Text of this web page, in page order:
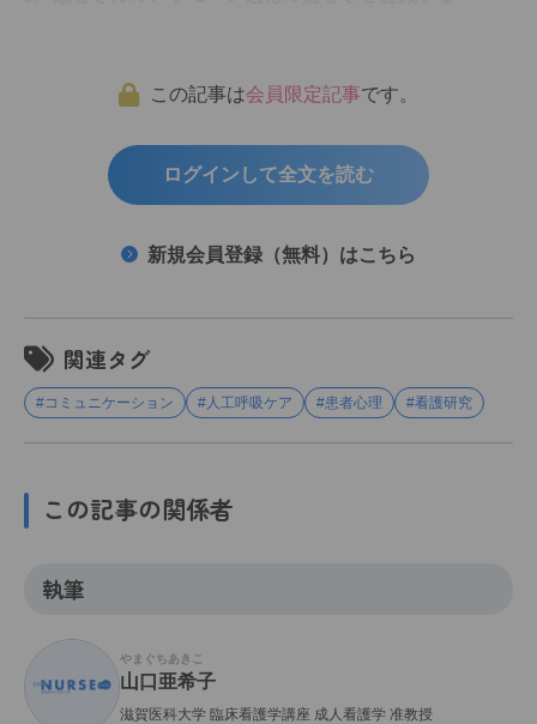
この記事は会員限定記事です。
ログインして全文を読む
新規会員登録（無料）はこちら
関連タグ
#コミュニケーション #人工呼吸ケア #患者心理 #看護研究
この記事の関係者
執筆
やまぐちあきこ
山口亜希子
滋賀医科大学 臨床看護学講座 成人看護学 准教授